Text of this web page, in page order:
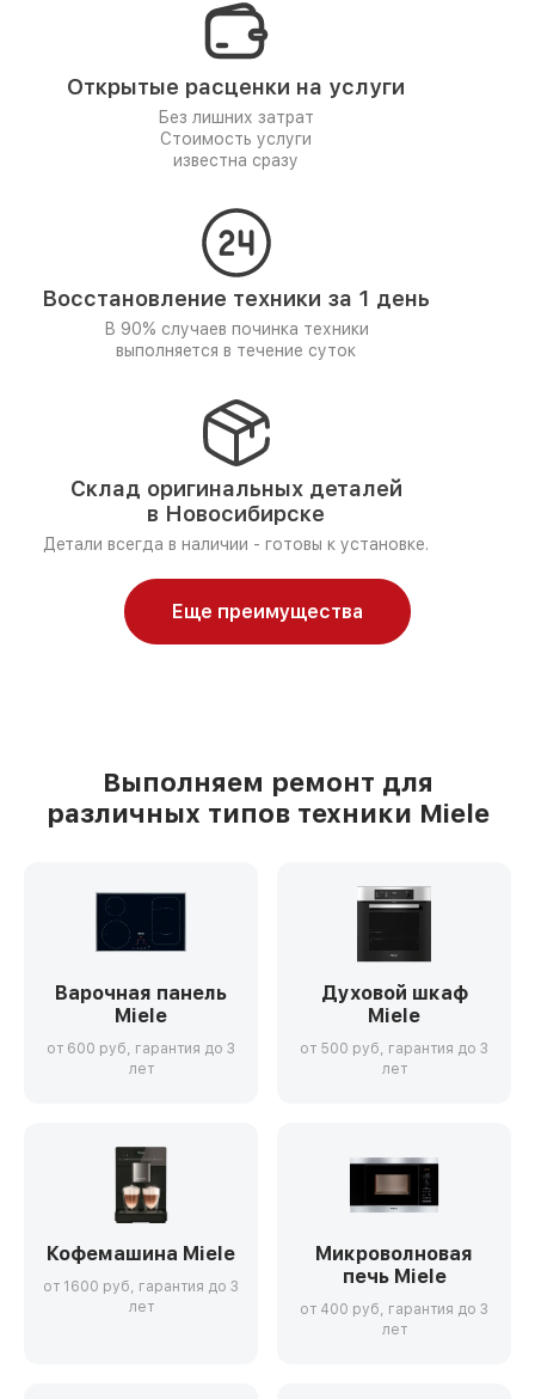
Открытые расценки на услуги
Без лишних затрат
Стоимость услуги
известна сразу
Восстановление техники за 1 день
В 90% случаев починка техники
выполняется в течение суток
Склад оригинальных деталей
в Новосибирске
Детали всегда в наличии - готовы к установке.
Еще преимущества
Выполняем ремонт для
различных типов техники Miele
Варочная панель
Miele
от 600 руб, гарантия до 3
лет
Духовой шкаф
Miele
от 500 руб, гарантия до 3
лет
Кофемашина Miele
от 1600 руб, гарантия до 3
лет
Микроволновая
печь Miele
от 400 руб, гарантия до 3
лет